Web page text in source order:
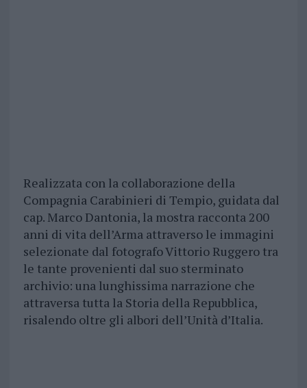
Realizzata con la collaborazione della
Compagnia Carabinieri di Tempio, guidata dal
cap. Marco Dantonia, la mostra racconta 200
anni di vita dell’Arma attraverso le immagini
selezionate dal fotografo Vittorio Ruggero tra
le tante provenienti dal suo sterminato
archivio: una lunghissima narrazione che
attraversa tutta la Storia della Repubblica,
risalendo oltre gli albori dell’Unità d’Italia.